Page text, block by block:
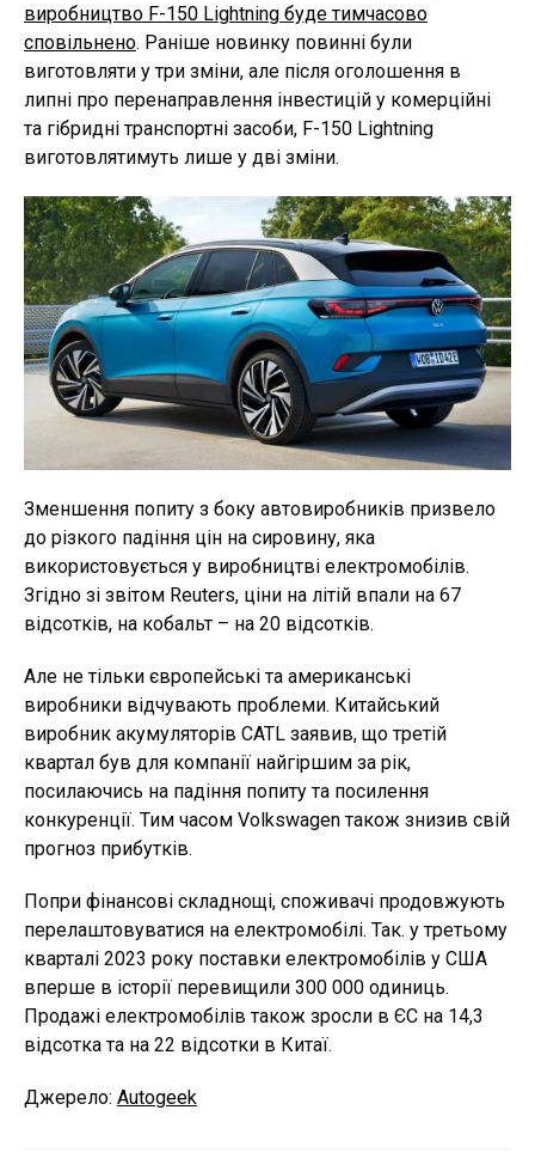
виробництво F-150 Lightning буде тимчасово
сповільнено. Раніше новинку повинні були
виготовляти у три зміни, але після оголошення в
липні про перенаправлення інвестицій у комерційні
та гібридні транспортні засоби, F-150 Lightning
виготовлятимуть лише у дві зміни.
Зменшення попиту з боку автовиробників призвело
до різкого падіння цін на сировину, яка
використовується у виробництві електромобілів.
Згідно зі звітом Reuters, ціни на літій впали на 67
відсотків, на кобальт – на 20 відсотків.
Але не тільки європейські та американські
виробники відчувають проблеми. Китайський
виробник акумуляторів CATL заявив, що третій
квартал був для компанії найгіршим за рік,
посилаючись на падіння попиту та посилення
конкуренції. Тим часом Volkswagen також знизив свій
прогноз прибутків.
Попри фінансові складнощі, споживачі продовжують
перелаштовуватися на електромобілі. Так. у третьому
кварталі 2023 року поставки електромобілів у США
вперше в історії перевищили 300 000 одиниць.
Продажі електромобілів також зросли в ЄС на 14,3
відсотка та на 22 відсотки в Китаї.
Джерело: Autogeek